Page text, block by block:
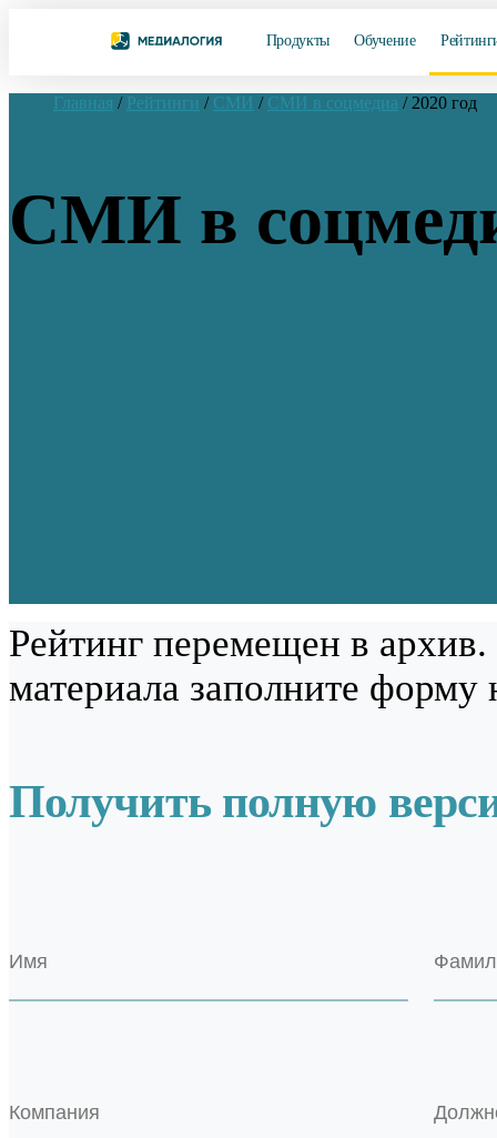
Продукты Обучение
Главная / Рейтинги / СМИ / СМИ в соцмедиа / 2020 год
СМИ в
Рейтинг перемещен в
материала заполните форму
Получить полную